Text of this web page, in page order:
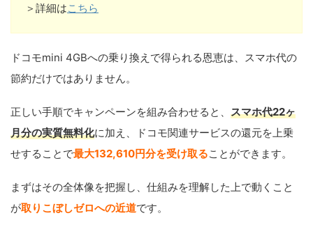
＞詳細はこちら
ドコモmini 4GBへの乗り換えで得られる恩恵は、スマホ代の
節約だけではありません。
正しい手順でキャンペーンを組み合わせると、 スマホ代22ヶ
月分の実質無料化に加え、ドコモ関連サービスの還元を上乗
せすることで最大132,610円分を受け取ることができます。
まずはその全体像を把握し、仕組みを理解した上で動くこと
が取りこぼしゼロへの近道です。